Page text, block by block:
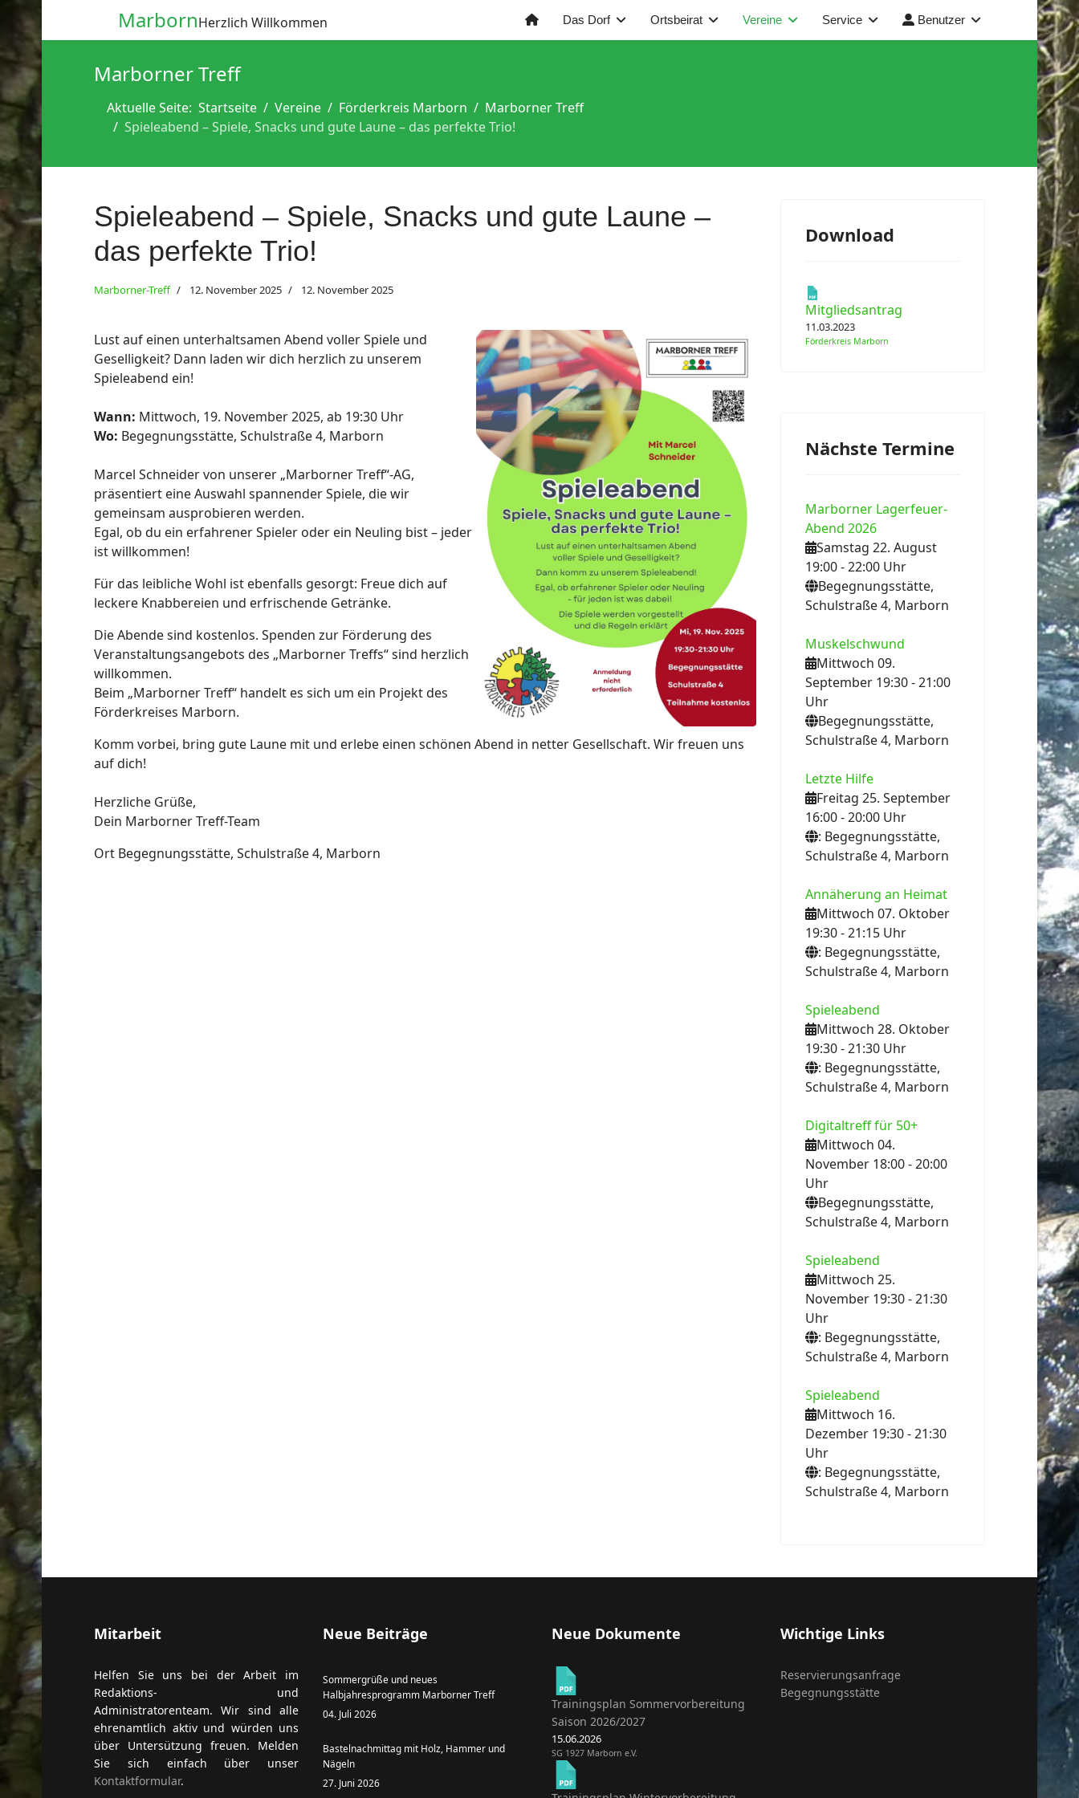
MarbornHerzlich Willkommen Das Dorf Ortsbeirat Vereine Service Benutzer
Marborner Treff
Aktuelle Seite: Startseite Vereine Förderkreis Marborn
Marborner Treff
Spieleabend – Spiele, Snacks und gute Laune – das perfekte Trio!
Spieleabend – Spiele, Snacks und gute Laune –
das perfekte Trio!
Marborner-Treff 12. November 2025 12. November 2025
Lust auf einen unterhaltsamen Abend voller Spiele und
Geselligkeit? Dann laden wir dich herzlich zu unserem
Spieleabend ein!
Wann: Mittwoch, 19. November 2025, ab 19:30 Uhr
Wo: Begegnungsstätte, Schulstraße 4, Marborn
Marcel Schneider von unserer „Marborner Treff“-AG,
präsentiert eine Auswahl spannender Spiele, die wir
gemeinsam ausprobieren werden.
Egal, ob du ein erfahrener Spieler oder ein Neuling bist – jeder
ist willkommen!
Für das leibliche Wohl ist ebenfalls gesorgt: Freue dich auf
leckere Knabbereien und erfrischende Getränke.
Die Abende sind kostenlos. Spenden zur Förderung des
Veranstaltungsangebots des „Marborner Treffs“ sind herzlich
willkommen.
Beim „Marborner Treff“ handelt es sich um ein Projekt des
Förderkreises Marborn.
Komm vorbei, bring gute Laune mit und erlebe einen schönen Abend in netter Gesellschaft. Wir freuen uns
auf dich!
Herzliche Grüße,
Dein Marborner Treff-Team
Ort Begegnungsstätte, Schulstraße 4, Marborn
Download
Mitgliedsantrag
11.03.2023
Förderkreis Marborn
Nächste Termine
Marborner Lagerfeuer-
Abend 2026
Samstag 22. August
19:00- 22:00 Uhr
Begegnungsstätte,
Schulstraße 4, Marborn
Muskelschwund
Mittwoch 09.
September 19:30- 21:00
Uhr
Begegnungsstätte,
Schulstraße 4, Marborn
Letzte Hilfe
Freitag 25. September
16:00- 20:00 Uhr
: Begegnungsstätte,
Schulstraße 4, Marborn
Annäherung an Heimat
Mittwoch 07. Oktober
19:30- 21:15 Uhr
: Begegnungsstätte,
Schulstraße 4, Marborn
Spieleabend
Mittwoch 28. Oktober
19:30- 21:30 Uhr
: Begegnungsstätte,
Schulstraße 4, Marborn
Digitaltreff für 50+
Mittwoch 04.
November 18:00- 20:00
Uhr
Begegnungsstätte,
Schulstraße 4, Marborn
Spieleabend
Mittwoch 25.
November 19:30- 21:30
Uhr
: Begegnungsstätte,
Schulstraße 4, Marborn
Spieleabend
Mittwoch 16.
Dezember 19:30- 21:30
Uhr
: Begegnungsstätte,
Schulstraße 4, Marborn
Mitarbeit
Helfen Sie uns bei der Arbeit im
Redaktions- und
Administratorenteam. Wir sind alle
ehrenamtlich aktiv und würden uns
über Untersützung freuen. Melden
Sie sich einfach über unser
Kontaktformular.
Neue Beiträge
Sommergrüße und neues
Halbjahresprogramm Marborner Treff
04. Juli 2026
Bastelnachmittag mit Holz, Hammer und
Nägeln
27. Juni 2026
Neue Dokumente
Trainingsplan Sommervorbereitung
Saison 2026/2027
15.06.2026
SG 1927 Marborn e.V.
Wichtige Links
Reservierungsanfrage
Begegnungsstätte
anzeigen